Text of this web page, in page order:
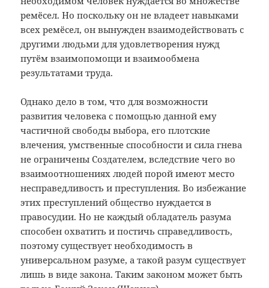
ремёсел. Но поскольку он не владеет навыками
всех ремёсел, он вынужден взаимодействовать с
другими людьми для удовлетворения нужд
путём взаимопомощи и взаимообмена
результатами труда.
Однако дело в том, что для возможности
развития человека с помощью данной ему
частичной свободы выбора, его плотские
влечения, умственные способности и сила гнева
не ограничены Создателем, вследствие чего во
взаимоотношениях людей порой имеют место
несправедливость и преступления. Во избежание
этих преступлений общество нуждается в
правосудии. Но не каждый обладатель разума
способен охватить и постичь справедливость,
поэтому существует необходимость в
универсальном разуме, а такой разум существует
лишь в виде закона. Таким законом может быть